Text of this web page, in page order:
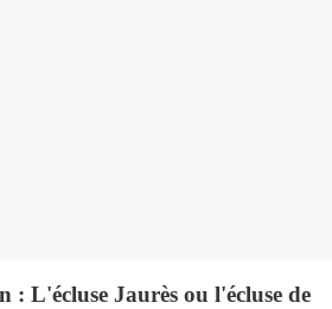
L'écluse Jaurès ou l'écluse de